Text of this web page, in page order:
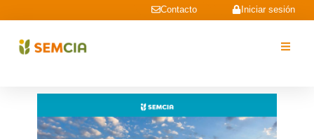
Iniciar sesión
Contacto